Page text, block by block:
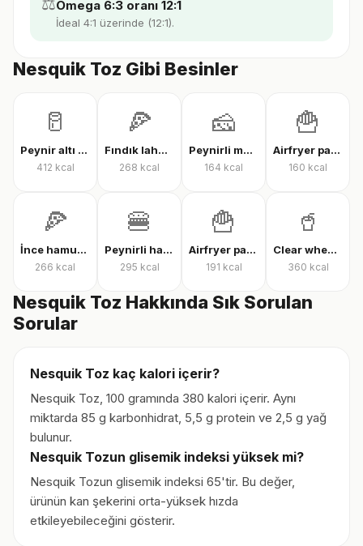
⚖️Omega 6:3 oranı 12:1
İdeal 4:1 üzerinde (12:1).
Nesquik Toz Gibi Besinler
🥛
Peynir altı suyu protein tozu
412 kcal
🍕
Fındık lahmacun
268 kcal
🧀
Peynirli makarna
164 kcal
🍟
Airfryer patates kızartması
160 kcal
🍕
İnce hamur karışık pizza
266 kcal
🍔
Peynirli hamburger
295 kcal
🍟
Airfryer patates kızartması
191 kcal
🥤
Clear whey protein
360 kcal
Nesquik Toz Hakkında Sık Sorulan
Sorular
Nesquik Toz kaç kalori içerir?
Nesquik Toz, 100 gramında 380 kalori içerir. Aynı
miktarda 85 g karbonhidrat, 5,5 g protein ve 2,5 g yağ
bulunur.
Nesquik Tozun glisemik indeksi yüksek mi?
Nesquik Tozun glisemik indeksi 65'tir. Bu değer,
ürünün kan şekerini orta-yüksek hızda
etkileyebileceğini gösterir.